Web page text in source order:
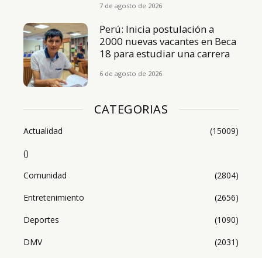
7 de agosto de 2026
Perú: Inicia postulación a
2000 nuevas vacantes en Beca
18 para estudiar una carrera
6 de agosto de 2026
CATEGORIAS
Actualidad
(15009)
()
Comunidad
(2804)
Entretenimiento
(2656)
Deportes
(1090)
DMV
(2031)